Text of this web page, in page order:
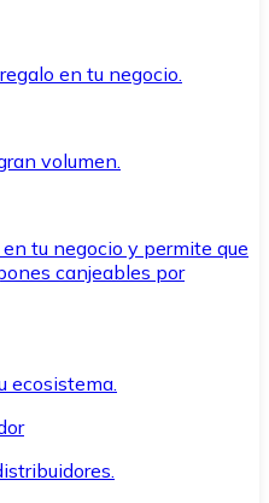
en tu negocio.
volumen.
tu negocio y permite que
canjeables por
ecosistema.